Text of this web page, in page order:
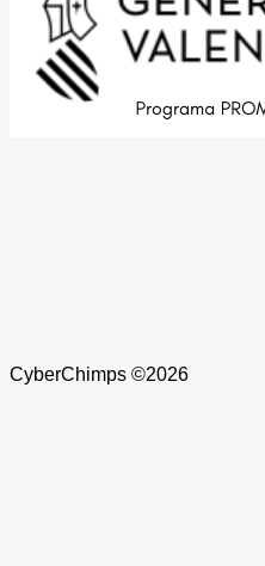
CyberChimps ©2026